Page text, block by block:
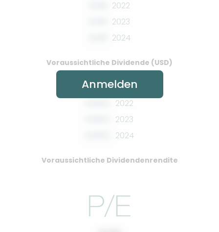
2022
2023
2024
Voraussichtliche Dividende (USD)
2022
2023
2024
Voraussichtliche Dividendenrendite
Anmelden